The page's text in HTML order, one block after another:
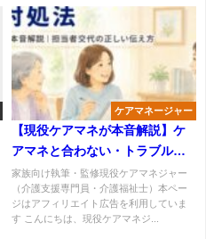
ケアマネージャー
【現役ケアマネが本音解説】ケ
アマネと合わない・トラブル時
の対処法｜担当者交代の正しい
伝え方
家族向け執筆・監修現役ケアマネジャー
（介護支援専門員・介護福祉士）本ペー
ジはアフィリエイト広告を利用していま
す こんにちは、現役ケアマネジ...